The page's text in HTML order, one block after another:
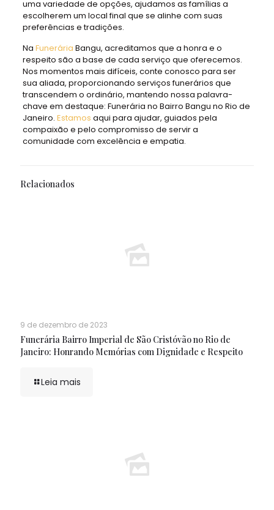
uma variedade de opções, ajudamos as famílias a
escolherem um local final que se alinhe com suas
preferências e tradições.
Na Funerária Bangu, acreditamos que a honra e o
respeito são a base de cada serviço que oferecemos.
Nos momentos mais difíceis, conte conosco para ser
sua aliada, proporcionando serviços funerários que
transcendem o ordinário, mantendo nossa palavra-
chave em destaque: Funerária no Bairro Bangu no Rio de
Janeiro. Estamos aqui para ajudar, guiados pela
compaixão e pelo compromisso de servir a
comunidade com excelência e empatia.
Relacionados
9 de dezembro de 2023
Funerária Bairro Imperial de São Cristóvão no Rio de
Janeiro: Honrando Memórias com Dignidade e Respeito
Leia mais